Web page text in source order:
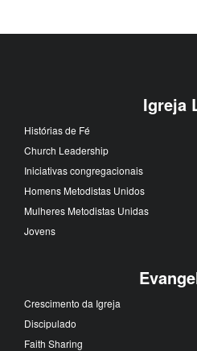
Igreja
Histórias de Fé
Church Leadership
Iniciativas congregacionais
Homens Metodistas Unidos
Mulheres Metodistas Unidas
Jovens
Crescimento da Igreja
Discipulado
Faith Sharing